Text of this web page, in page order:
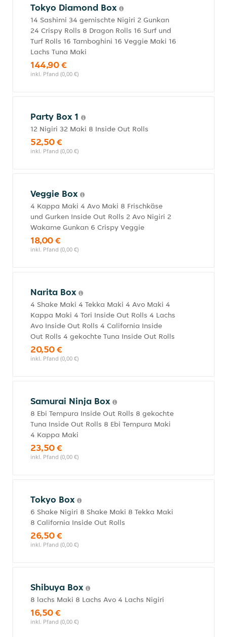
Tokyo Diamond Box
14 Sashimi 34 gemischte Nigiri 2 Gunkan
24 Crispy Rolls 8 Dragon Rolls 16 Surf und
Turf Rolls 16 Tamboghini 16 Veggie Maki 16
Lachs Tuna Maki
144,90 €
inkl. Pfand (0,00 €)
Party Box 1
12 Nigiri 32 Maki 8 Inside Out Rolls
52,50 €
inkl. Pfand (0,00 €)
Veggie Box
4 Kappa Maki 4 Avo Maki 8 Frischkäse
und Gurken Inside Out Rolls 2 Avo Nigiri 2
Wakame Gunkan 6 Crispy Veggie
18,00 €
inkl. Pfand (0,00 €)
Narita Box
4 Shake Maki 4 Tekka Maki 4 Avo Maki 4
Kappa Maki 4 Tori Inside Out Rolls 4 Lachs
Avo Inside Out Rolls 4 California Inside
Out Rolls 4 gekochte Tuna Inside Out Rolls
20,50 €
inkl. Pfand (0,00 €)
Samurai Ninja Box
8 Ebi Tempura Inside Out Rolls 8 gekochte
Tuna Inside Out Rolls 8 Ebi Tempura Maki
4 Kappa Maki
23,50 €
inkl. Pfand (0,00 €)
Tokyo Box
6 Shake Nigiri 8 Shake Maki 8 Tekka Maki
8 California Inside Out Rolls
26,50 €
inkl. Pfand (0,00 €)
Shibuya Box
8 lachs Maki 8 Lachs Avo 4 Lachs Nigiri
16,50 €
inkl. Pfand (0,00 €)